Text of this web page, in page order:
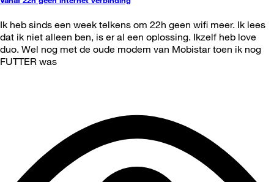
Ik heb sinds een week telkens om 22h geen wifi meer. Ik lees
dat ik niet alleen ben, is er al een oplossing. Ikzelf heb love
duo. Wel nog met de oude modem van Mobistar toen ik nog
FUTTER was